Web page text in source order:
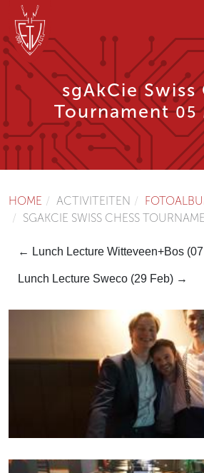
sgAkCie Swiss
Tournament05
HOME ACTIVITEITEN
SGAKCIE SWISS CHESS
← Lunch Lecture Witteveen+Bos
Lunch Lecture Sweco (29 Feb) →